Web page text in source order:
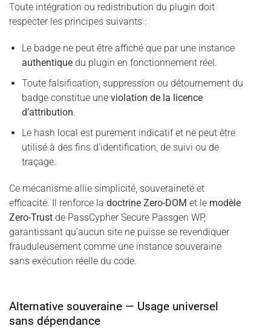
Toute intégration ou redistribution du plugin doit
respecter les principes suivants :
Le badge ne peut être affiché que par une instance
authentiquedu plugin en fonctionnement réel.
Toute falsification, suppression ou détournement du
badge constitue une violation de la licence
d’attribution.
Le hash local est purement indicatif et ne peut être
utilisé à des fins d’identification, de suivi ou de
traçage.
Ce mécanisme allie simplicité, souveraineté et
efficacité. Il renforce la doctrine Zero-DOM et le modèle
Zero-Trust de PassCypher Secure Passgen WP,
garantissant qu’aucun site ne puisse se revendiquer
frauduleusement comme une instance souveraine
sans exécution réelle du code.
Alternative souveraine — Usage universel
sans dépendance